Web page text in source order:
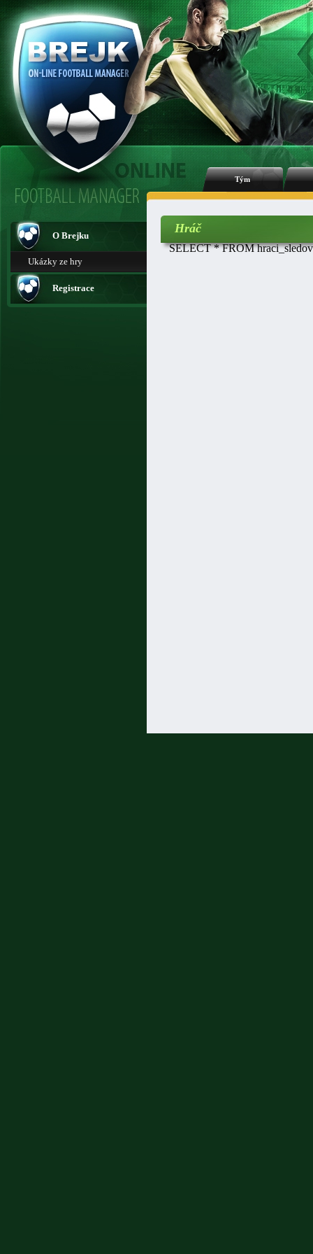
Tým
O Brejku
Ukázky ze hry
Registrace
Hráč
SELECT * FROM